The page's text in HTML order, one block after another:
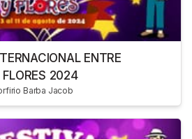
ENTRE
2024
Barba Jacob